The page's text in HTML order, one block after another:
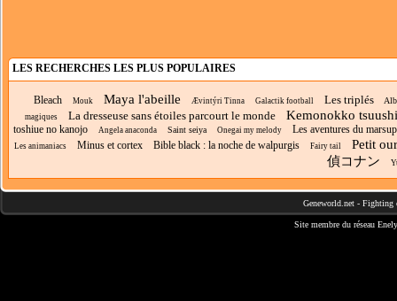
LES RECHERCHES LES PLUS POPULAIRES
Bleach Mouk Maya l'abeille Ævintýri Tinna Galactik football Les triplés
magiques La dresseuse sans étoiles parcourt le monde Kemonokko
toshiue no kanojo Angela anaconda Saint seiya Onegai my melody Les aventures du
Les animaniacs Minus et cortex Bible black : la noche de walpurgis Fairy tail
Petit
偵コナン
Geneworld.net - Fighting
Site membre du réseau